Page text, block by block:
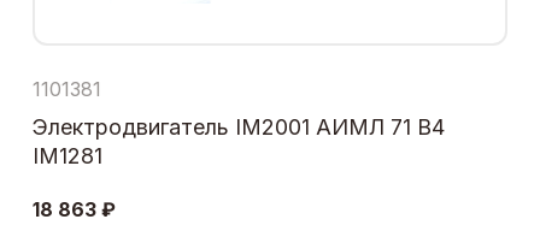
1101381
Электродвигатель IM2001 АИМЛ 71 В4
IM1281
18 863 ₽